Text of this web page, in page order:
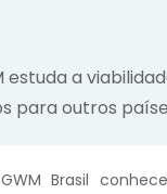
estuda a
para outros
Brasil